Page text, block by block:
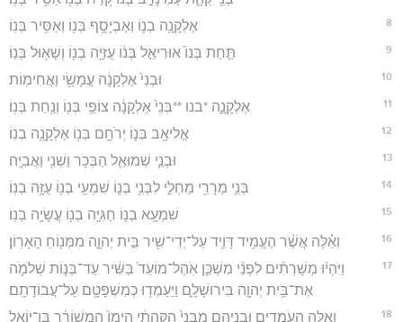
8 אֶלְקָנָ֥ה בְנ֛וֹ וְאֶבְיָסָ֥ף בְּנ֖וֹ וְאַסִּ֥יר בְּנֽוֹ׃
9 תַּ֤חַת בְּנוֹ֙ אוּרִיאֵ֣ל בְּנ֔וֹ עֻזִּיָּ֥ה בְנ֖וֹ וְשָׁא֥וּל בְּנֽוֹ׃
10 וּבְנֵי֙ אֶלְקָנָ֔ה עֲמָשַׂ֖י וַאֲחִימֽוֹת׃
11 אֶלְקָנָ֑ה *בנו **בְּנֵי֙ אֶלְקָנָ֔ה צוֹפַ֥י בְּנ֖וֹ וְנַ֥חַת בְּנֽוֹ׃
12 אֱלִיאָ֥ב בְּנ֛וֹ יְרֹחָ֥ם בְּנ֖וֹ אֶלְקָנָ֥ה בְנֽוֹ׃
13 וּבְנֵ֧י שְׁמוּאֵ֛ל הַבְּכֹ֥ר וַשְׁנִ֖י וַאֲבִיָּֽה׃
14 בְּנֵ֥י מְרָרִ֖י מַחְלִ֑י לִבְנִ֥י בְנ֛וֹ שִׁמְעִ֥י בְנ֖וֹ עֻזָּ֥ה בְנֽוֹ׃
15 שִׁמְעָ֥א בְנ֛וֹ חַגִּיָּ֥ה בְנ֖וֹ עֲשָׂיָ֥ה בְנֽוֹ׃
16 וְאֵ֗לֶּה אֲשֶׁ֨ר הֶעֱמִ֥יד דָּוִ֛יד עַל־יְדֵי־שִׁ֖יר בֵּ֣ית יְהוָ֑ה מִמְּנ֖וֹחַ הָאָרֽוֹן׃
17
וַיִּהְי֨וּ מְשָׁרְתִ֜ים לִפְנֵ֨י מִשְׁכַּ֤ן אֹֽהֶל־מוֹעֵד֙ בַּשִּׁ֔יר עַד־בְּנ֧וֹת שְׁלֹמֹ֛ה
אֶת־בֵּ֥ית יְהוָ֖ה בִּירוּשָׁלִָ֑ם וַיַּעַמְד֥וּ כְמִשְׁפָּטָ֖ם עַל־עֲבוֹדָתָֽם׃
18
וְאֵ֥לֶּה הָעֹמְדִ֖ים וּבְנֵיהֶ֑ם מִבְּנֵי֙ הַקְּהָתִ֔י הֵימָן֙ הַמְשׁוֹרֵ֔ר בֶּן־יוֹאֵ֖ל